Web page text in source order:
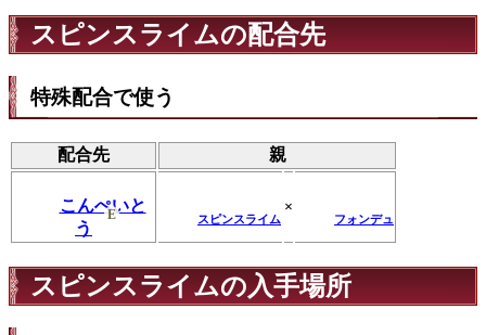
スピンスライムの配合先
特殊配合で使う
配合先 親
こんぺいと
う
E スピンスライム
×
フォンデュ
スピンスライムの入手場所